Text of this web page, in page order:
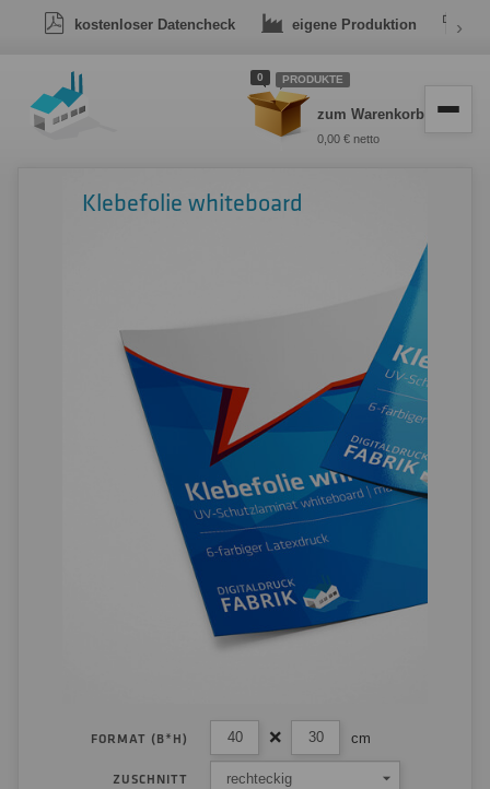
kostenloser Datencheck eigene Produktion ›
0 PRODUKTE
zum Warenkorb
0,00 € netto
Klebefolie whiteboard
FORMAT (B*H) cm
ZUSCHNITT rechteckig